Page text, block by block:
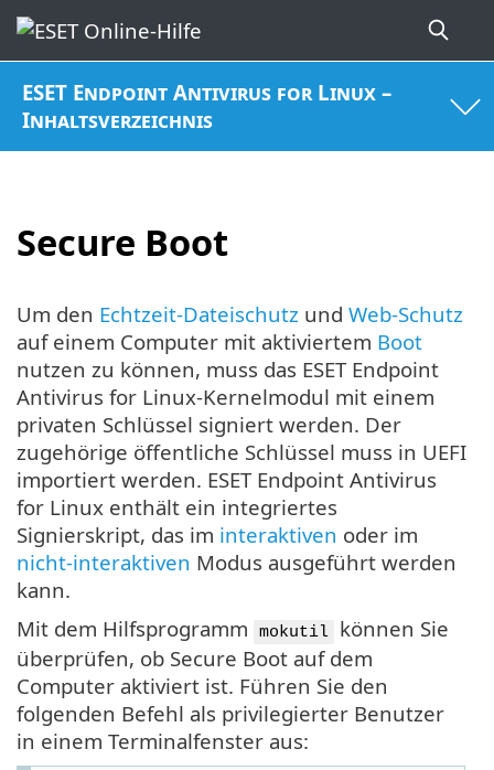
ESET Endpoint Antivirus for Linux –
Inhaltsverzeichnis
Secure Boot
Um den Echtzeit-Dateischutz und Web-Schutz
auf einem Computer mit aktiviertem Boot
nutzen zu können, muss das ESET Endpoint
Antivirus for Linux-Kernelmodul mit einem
privaten Schlüssel signiert werden. Der
zugehörige öffentliche Schlüssel muss in UEFI
importiert werden. ESET Endpoint Antivirus
for Linux enthält ein integriertes
Signierskript, das im interaktiven oder im
nicht-interaktiven Modus ausgeführt werden
kann.
Mit dem Hilfsprogramm
mokutil
können Sie
überprüfen, ob Secure Boot auf dem
Computer aktiviert ist. Führen Sie den
folgenden Befehl als privilegierter Benutzer
in einem Terminalfenster aus: